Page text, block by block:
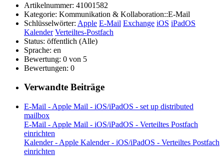
Artikelnummer: 41001582
Kategorie: Kommunikation & Kollaboration::E-Mail
Schlüsselwörter: Apple E-Mail Exchange iOS iPadOS
Kalender Verteiltes-Postfach
Status: öffentlich (Alle)
Sprache: en
Bewertung: 0 von 5
Bewertungen: 0
Verwandte Beiträge
E-Mail - Apple Mail - iOS/iPadOS - set up distributed
mailbox
E-Mail - Apple Mail - iOS/iPadOS - Verteiltes Postfach
einrichten
Kalender - Apple Kalender - iOS/iPadOS - Verteiltes Postfach
einrichten